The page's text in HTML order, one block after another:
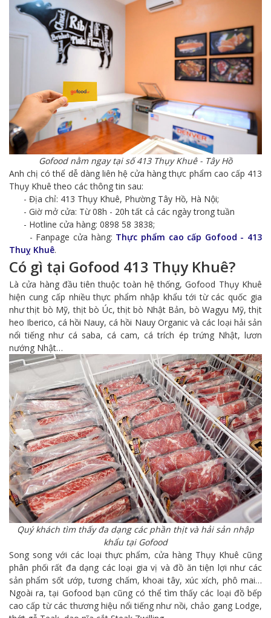
0898 597 966
GOFOOD NGOẠI GIAO ĐOÀN
N03 T5, Khu Ngoại giao đoàn, Xuân Đỉnh, Hà Nội
Gofood nằm ngay tại số 413 Thụy Khuê - Tây Hồ
Anh chị có thể dễ dàng liên hệ cửa hàng thực phẩm cao cấp 413
Thụy Khuê theo các thông tin sau:
- Địa chỉ: 413 Thụy Khuê, Phường Tây Hồ, Hà Nội;
- Giờ mở cửa: Từ 08h - 20h tất cả các ngày trong tuần
- Hotline cửa hàng: 0898 58 3838;
- Fanpage cửa hàng: Thực phẩm cao cấp Gofood - 413
Thuỵ Khuê.
Có gì tại Gofood 413 Thụy Khuê?
Là cửa hàng đầu tiên thuộc toàn hệ thống, Gofood Thụy Khuê
hiện cung cấp nhiều thực phẩm nhập khẩu tới từ các quốc gia
như thịt bò Mỹ, thịt bò Úc, thịt bò Nhật Bản, bò Wagyu Mỹ, thịt
heo Iberico, cá hồi Nauy, cá hồi Nauy Organic và các loại hải sản
nổi tiếng như cá saba, cá cam, cá trích ép trứng Nhật, lươn
nướng Nhật…
Quý khách tìm thấy đa dạng các phần thịt và hải sản nhập
khẩu tại Gofood
Song song với các loại thực phẩm, cửa hàng Thụy Khuê cũng
phân phối rất đa dạng các loại gia vị và đồ ăn tiện lợi như các
sản phẩm sốt ướp, tương chấm, khoai tây, xúc xích, phô mai…
Ngoài ra, tại Gofood bạn cũng có thể tìm thấy các loại đồ bếp
cao cấp từ các thương hiệu nổi tiếng như nồi, chảo gang Lodge,